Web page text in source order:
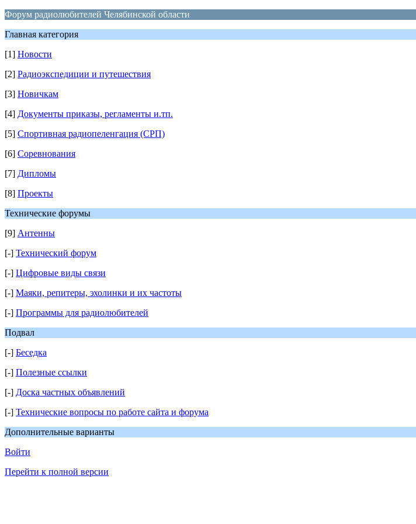
Форум радиолюбителей Челябинской области
Главная категория
[1] Новости
[2] Радиоэкспедиции и путешествия
[3] Новичкам
[4] Документы приказы, регламенты и.тп.
[5] Спортивная радиопеленгация (СРП)
[6] Соревнования
[7] Дипломы
[8] Проекты
Технические форумы
[9] Антенны
[-] Технический форум
[-] Цифровые виды связи
[-] Маяки, репитеры, эхолинки и их частоты
[-] Программы для радиолюбителей
Подвал
[-] Беседка
[-] Полезные ссылки
[-] Доска частных объявлений
[-] Технические вопросы по работе сайта и форума
Дополнительные варианты
Войти
Перейти к полной версии